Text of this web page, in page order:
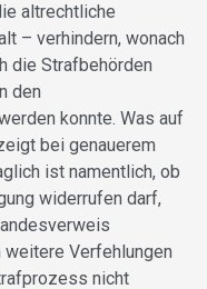
altrechtliche
– verhindern, wonach
die Strafbehörden
den
konnte. Was auf
bei genauerem
ist namentlich, ob
widerrufen darf,
weitere Verfehlungen
nicht